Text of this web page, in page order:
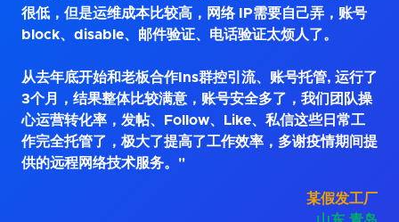
很低，但是运维成本比较高，网络 IP需要自己弄，账号
block、disable、邮件验证、电话验证太烦人了。
从去年底开始和老板合作Ins群控引流、账号托管, 运行了
3个月，结果整体比较满意，账号安全多了，我们团队操
心运营转化率，发帖、Follow、Like、私信这些日常工
作完全托管了，极大了提高了工作效率，多谢疫情期间提
供的远程网络技术服务。"
某假发工厂